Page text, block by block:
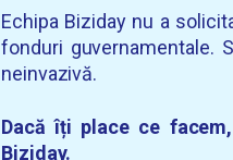
Echipa Biziday nu a
fonduri guvernamentale.
neinvazivă.
Dacă îți place ce
Biziday.